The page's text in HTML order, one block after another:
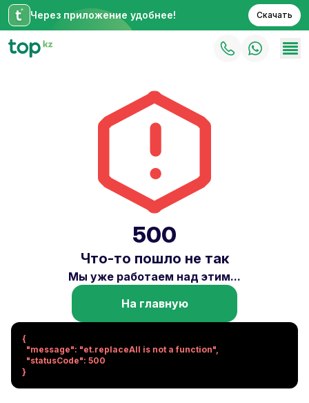
Через приложение удобнее! Скачать
500
Что-то пошло не так
Мы уже работаем над этим...
На главную
{
}